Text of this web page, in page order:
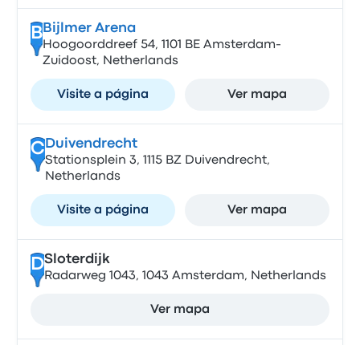
B Bijlmer Arena
Hoogoorddreef 54, 1101 BE Amsterdam-
Zuidoost, Netherlands
Visite a página Ver mapa
CDuivendrecht
Stationsplein 3, 1115 BZ Duivendrecht,
Netherlands
Visite a página Ver mapa
DSloterdijk
Radarweg 1043, 1043 Amsterdam, Netherlands
Ver mapa